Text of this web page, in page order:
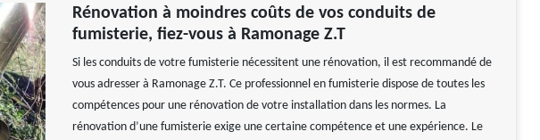
Rénovation à moindres coûts de vos conduits de
fumisterie, fiez-vous à Ramonage Z.T
Si les conduits de votre fumisterie nécessitent une rénovation, il est recommandé de
vous adresser à Ramonage Z.T. Ce professionnel en fumisterie dispose de toutes les
compétences pour une rénovation de votre installation dans les normes. La
rénovation d’une fumisterie exige une certaine compétence et une expérience. Le